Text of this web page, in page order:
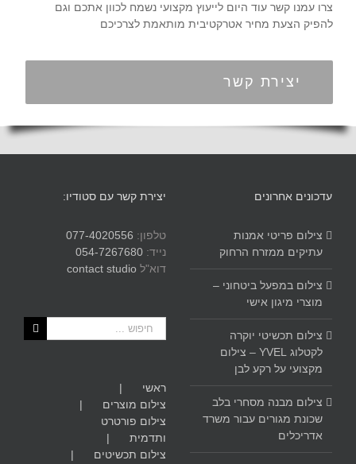
צרו עמנו קשר עוד היום לייעוץ מקצועי נשמח לכוון אתכם וגם
להפיק הצעת מחיר אטרקטיבית מותאמת לצרכיכם
יצירת קשר
עדכונים אחרונים
צילום פריטי אמנות
עתיקים ממזרח הרחוק
צילום במפעל ביטחוני –
מוצרי מיגון אישי
צילום תכשיטי יוקרה
לקטלוג YVEL – צילום
מקצועי על רקע לבן
צילום מבנה מסחרי בלב
שכונת מגורים עבור משרד
אדריכלים
יצירת קשר עם סטודיו:
טלפון: 077-4020556
נייד: 054-7267680
דוא"ל contact studio
חיפוש...
ראשי
צילום מוצרים
צילום פורטרט
ותדמית
צילום תכשיטים